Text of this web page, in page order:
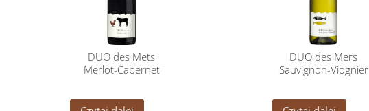
DUO des Mets
Merlot-Cabernet
DUO des Mers
Sauvignon-Viognier